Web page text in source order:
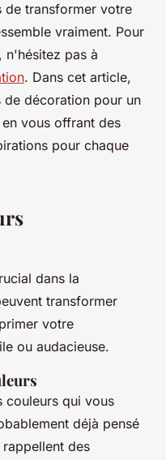
de transformer votre
vraiment. Pour
n'hésitez pas à
. Dans cet article,
de décoration pour un
vous offrant des
pour chaque
dans la
transformer
votre
ou audacieuse.
couleurs qui vous
déjà pensé
des